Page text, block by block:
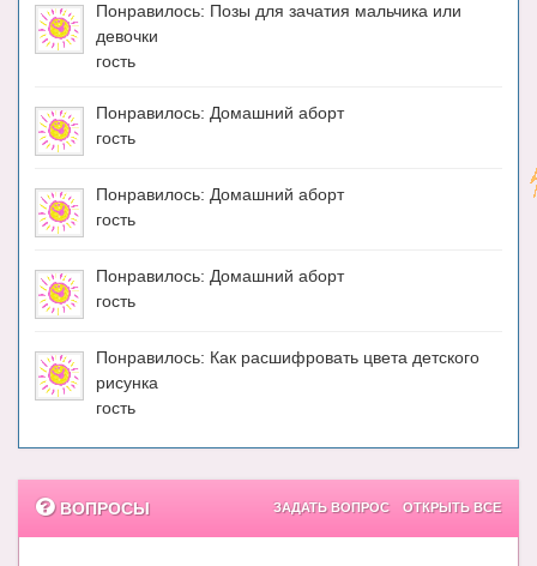
МАМИНА БИБЛИОТЕКА
Энциклопедия беременных
СЕРВИСЫ И ПРИЛОЖЕНИЯ
Приложения для Android
Полезные ссылки
Опросы
НОВОСТИ ЛОПОТУНА
О проекте
Понравилось: Позы для зачатия мальчика или
девочки
гость
Понравилось: Домашний аборт
гость
Понравилось: Домашний аборт
гость
Понравилось: Домашний аборт
гость
Понравилось: Как расшифровать цвета детского
рисунка
гость
ВОПРОСЫ ОТКРЫТЬ ВСЕ
ЗАДАТЬ ВОПРОС